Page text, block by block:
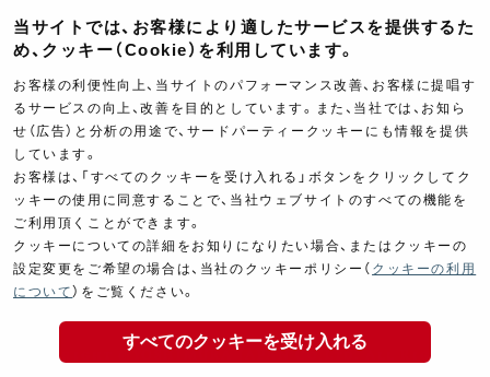
ヨシムラTV
イベント情報
イベントスケジュール
ツーリングブレイクタイム
製品ポスター
Copyright ©YOSHIMURA JAPAN Co,Ltd. All Rights
当サイトでは、お客様により適したサービスを提供するた
め、クッキー（Cookie）を利用しています。
お客様の利便性向上、当サイトのパフォーマンス改善、お客様に提唱す
るサービスの向上、改善を目的としています。また、当社では、お知ら
せ（広告）と分析の用途で、サードパーティークッキーにも情報を提供
しています。
お客様は、「すべてのクッキーを受け入れる」ボタンをクリックしてク
ッキーの使用に同意することで、当社ウェブサイトのすべての機能を
ご利用頂くことができます。
クッキーについての詳細をお知りになりたい場合、またはクッキーの
設定変更をご希望の場合は、当社のクッキーポリシー（ クッキーの利用
について ）をご覧ください。
すべてのクッキーを受け入れる